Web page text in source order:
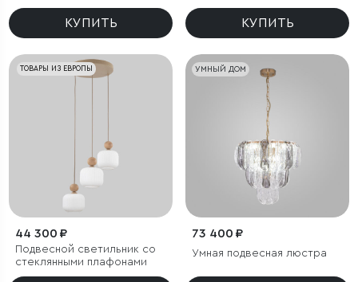
КУПИТЬ
ткани
КУПИТЬ
ТОВАРЫ ИЗ ЕВРОПЫ
44 300 ₽
Подвесной светильник со
стеклянными плафонами
УМНЫЙ ДОМ
73 400 ₽
Умная подвесная люстра